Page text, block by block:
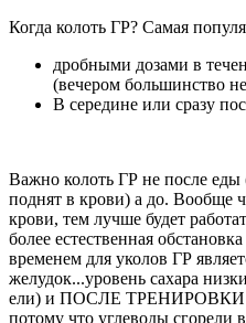
Когда колоть ГР? Самая
дробными дозами в
(вечером большинство
В середине или сразу
Важно колоть ГР не после еды
поднят в крови) а до. Вообще
крови, тем лучше будет
более естественная
временем для уколов ГР
желудок...уровень сахара
ели) и ПОСЛЕ ТРЕНИРОВКИ
потому что углеводы сгорели